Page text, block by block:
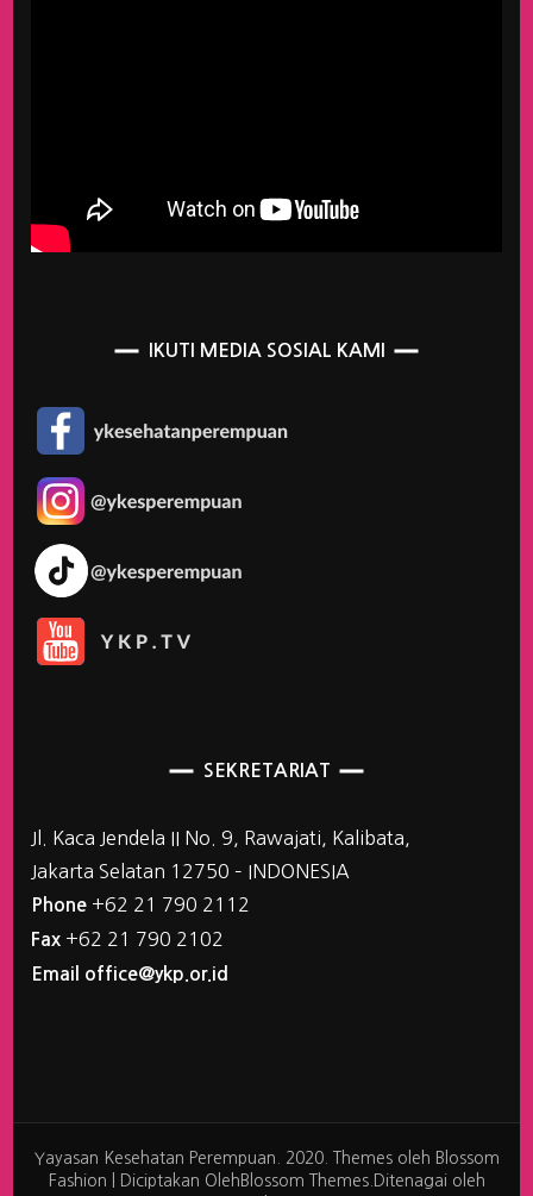
IKUTI MEDIA SOSIAL KAMI
SEKRETARIAT
Jl. Kaca Jendela II No. 9, Rawajati, Kalibata,
Jakarta Selatan 12750 – INDONESIA
Phone +62 21 790 2112
Fax +62 21 790 2102
Email office@ykp.or.id
Yayasan Kesehatan Perempuan. 2020. Themes oleh Blossom
Fashion | Diciptakan Oleh Blossom Themes.Ditenagai oleh